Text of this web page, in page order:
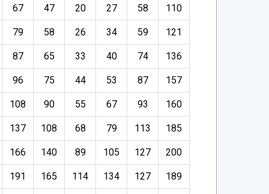
67 47 20 27 58 110
79 58 26 34 59 121
87 65 33 40 74 136
96 75 44 53 87 157
108 90 55 67 93 160
137 108 68 79 113 185
166 140 89 105 127 200
191 165 114 134 127 189